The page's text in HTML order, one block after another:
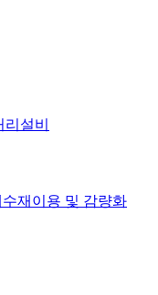
설비
재이용 및 감량화